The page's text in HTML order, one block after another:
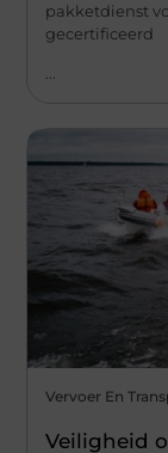
pakketdienst
gecertificeerd
...
Vervoer En
Veiligheid